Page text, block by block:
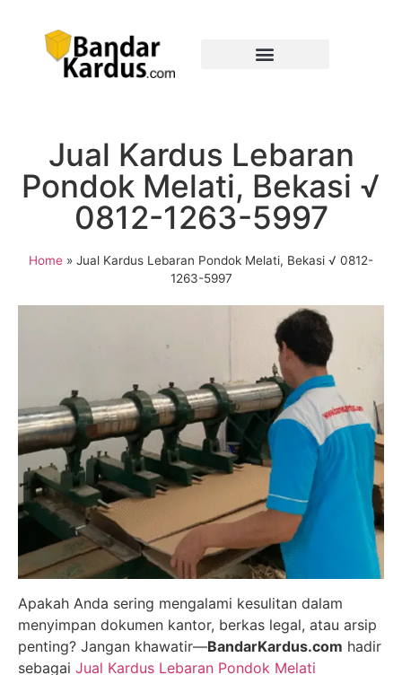
Jual Kardus Lebaran
Pondok Melati, Bekasi √
0812-1263-5997
Home » Jual Kardus Lebaran Pondok Melati, Bekasi √ 0812-
1263-5997
Apakah Anda sering mengalami kesulitan dalam
menyimpan dokumen kantor, berkas legal, atau arsip
penting? Jangan khawatir—BandarKardus.com hadir
sebagai Jual Kardus Lebaran Pondok Melati